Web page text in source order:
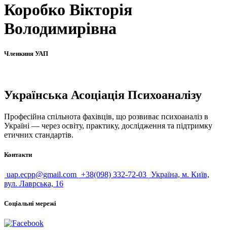
Коробко Вікторія
Володимирівна
Членкиня УАП
Українська Асоціація Психоаналізу
Професійна спільнота фахівців, що розвиває психоаналіз в
Україні — через освіту, практику, дослідження та підтримку
етичних стандартів.
Контакти
uap.ecpp@gmail.com +38(098) 332-72-03 Україна, м. Київ,
вул. Лаврська, 16
Соціальні мережі